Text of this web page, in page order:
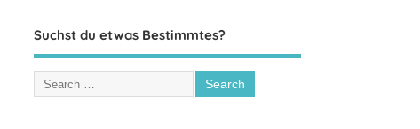
Suchst du etwas Bestimmtes?